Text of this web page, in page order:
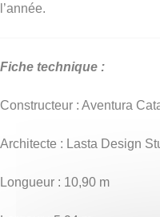
l’année.
Fiche technique :
Constructeur : Aventura
Architecte : Lasta Design
Longueur : 10,90 m